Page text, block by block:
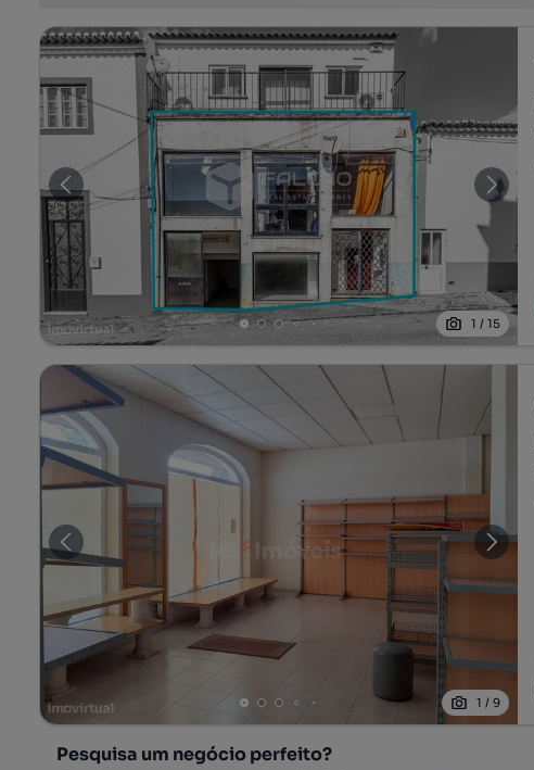
1 /15
1 /9
Pesquisa um negócio perfeito?